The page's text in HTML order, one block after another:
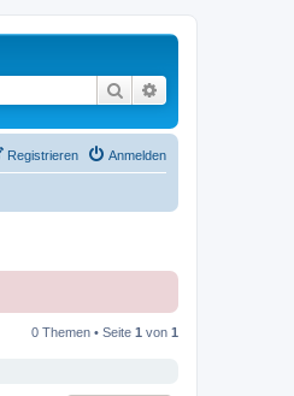
Suche
Anmelden
Registrieren
0 Themen • Seite 1 von 1